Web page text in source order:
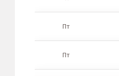
Пт
Пт